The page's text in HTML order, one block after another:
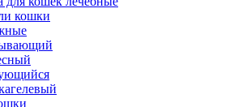
кошки